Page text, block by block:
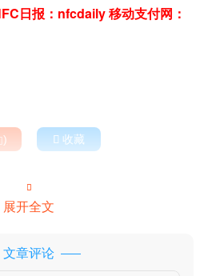
日报：nfcdaily 移动支付网：
)  收藏

展开全文
文章评论